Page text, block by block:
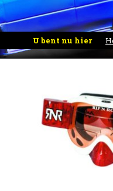
U bent nu hier